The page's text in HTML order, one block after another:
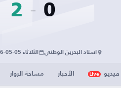
0
2
استاد البحرين الوطني الثلاثاء 05-05-2026 · 07:00 م
فيديو Live الأخبار مساحة الزوار